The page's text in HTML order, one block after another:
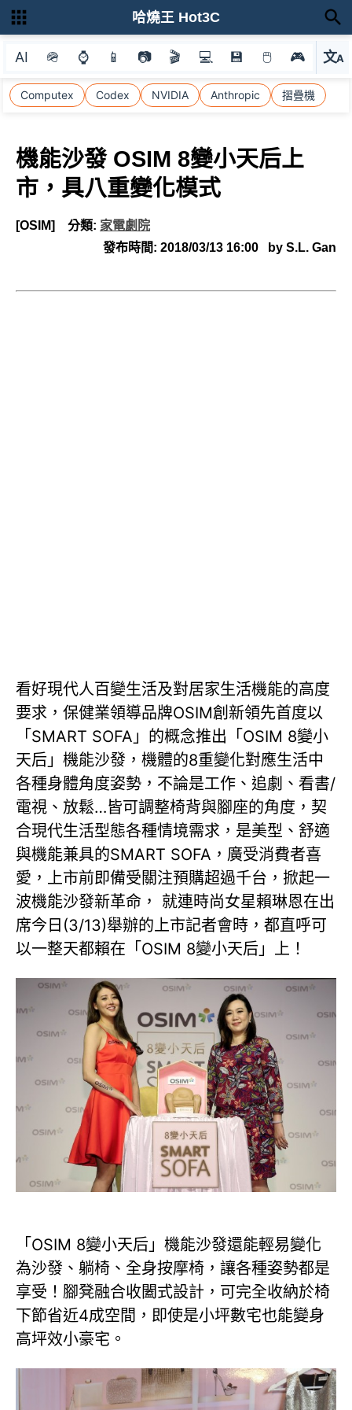
AI 🪖 ⌚ 📱 📷 🎬 💻 💾 🖱 🎮 文A
選
Computex Codex NVIDIA Anthropic 摺疊機
哈燒王 Hot3C
機能沙發 OSIM 8變小天后上
市，具八重變化模式
[OSIM] 分類: 家電劇院
發布時間: 2018/03/13 16:00 by S.L. Gan
看好現代人百變生活及對居家生活機能的高度
要求，保健業領導品牌OSIM創新領先首度以
「SMART SOFA」的概念推出「OSIM 8變小
天后」機能沙發，機體的8重變化對應生活中
各種身體角度姿勢，不論是工作、追劇、看書/
電視、放鬆…皆可調整椅背與腳座的角度，契
合現代生活型態各種情境需求，是美型、舒適
與機能兼具的SMART SOFA，廣受消費者喜
愛，上市前即備受關注預購超過千台，掀起一
波機能沙發新革命， 就連時尚女星賴琳恩在出
席今日(3/13)舉辦的上市記者會時，都直呼可
以一整天都賴在「OSIM 8變小天后」上！
「OSIM 8變小天后」機能沙發還能輕易變化
為沙發、躺椅、全身按摩椅，讓各種姿勢都是
享受！腳凳融合收闔式設計，可完全收納於椅
下節省近4成空間，即使是小坪數宅也能變身
高坪效小豪宅。